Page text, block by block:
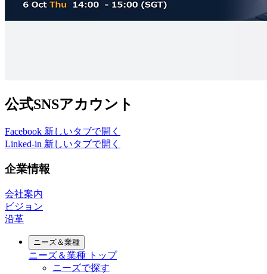
公式SNSアカウント
Facebook 新しいタブで開く
Linked-in 新しいタブで開く
企業情報
会社案内
ビジョン
沿革
ニーズ＆業種
ニーズ＆業種 トップ
ニーズで探す